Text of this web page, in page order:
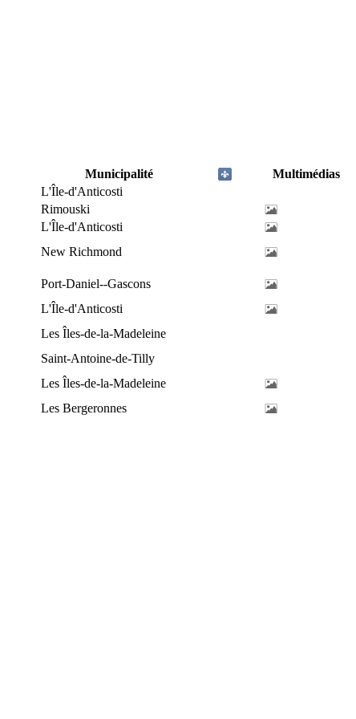
Municipalité
Multimédias
L'Île-d'Anticosti
Rimouski
L'Île-d'Anticosti
New Richmond
Port-Daniel--Gascons
L'Île-d'Anticosti
Les Îles-de-la-Madeleine
Saint-Antoine-de-Tilly
Les Îles-de-la-Madeleine
Les Bergeronnes